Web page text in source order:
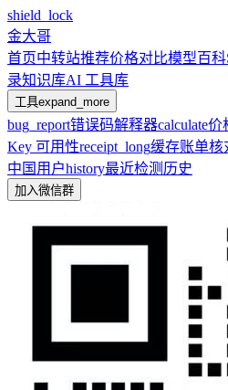
shield_lock
金大哥
首页中转站推荐价格对比模型百科
录知识库AI 工具库
工具expand_more
bug_report错误码解释器calculate价
Key 可用性receipt_long缓存账单核
中国用户history最近检测历史
加入微信群